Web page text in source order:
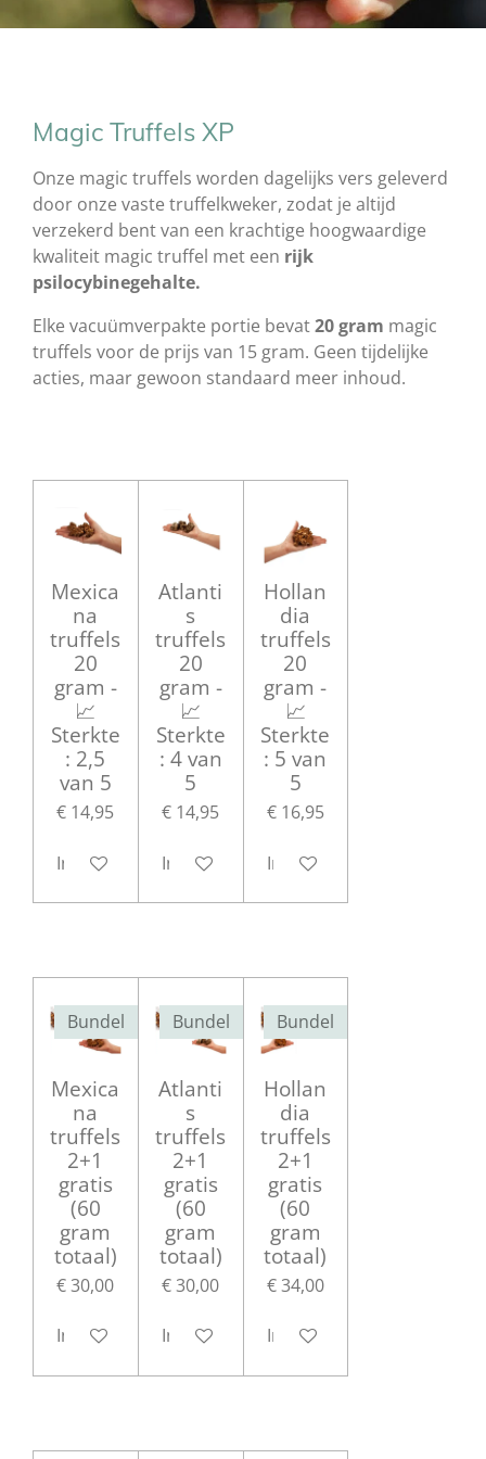
Magic Truffels XP
Onze magic truffels worden dagelijks vers geleverd
door onze vaste truffelkweker, zodat je altijd
verzekerd bent van een krachtige hoogwaardige
kwaliteit magic truffel met een rijk
psilocybinegehalte.
Elke vacuümverpakte portie bevat20 gram magic
truffels voor de prijs van 15 gram. Geen tijdelijke
acties, maar gewoon standaard meer inhoud.
Mexica
na
truffels
20
gram -
📈
Sterkte
: 2,5
van 5
€ 14,95
In winkelwagen
Atlanti
s
truffels
20
gram -
📈
Sterkte
: 4 van
5
€ 14,95
In winkelwagen
Hollan
dia
truffels
20
gram -
📈
Sterkte
: 5 van
5
€ 16,95
In winkelwagen
Bundel
Mexica
na
truffels
2+1
gratis
(60
gram
totaal)
€ 30,00
In winkelwagen
Bundel
Atlanti
s
truffels
2+1
gratis
(60
gram
totaal)
€ 30,00
In winkelwagen
Bundel
Hollan
dia
truffels
2+1
gratis
(60
gram
totaal)
€ 34,00
In winkelwagen